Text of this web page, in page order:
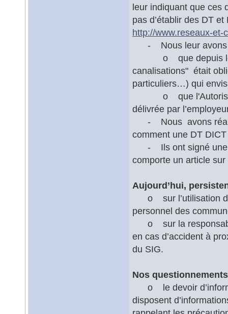
leur indiquant que ces
pas d’établir des DT
http://www.reseaux-et-
- Nous leur avons
o que depuis le
canalisations" était
particuliers…) qui
o que
délivrée par
- Nous avons
comment une DT
- Ils ont signé une
comporte un article
Aujourd’hui,
o sur l’utilisation
personnel des
o sur la
en cas d’accident à
du SIG.
Nos
o le devoir
disposent